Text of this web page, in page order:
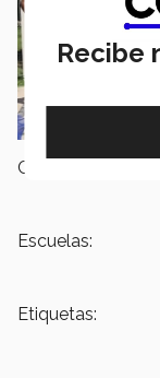
Campus:
Escuelas:
Etiquetas:
Recibe